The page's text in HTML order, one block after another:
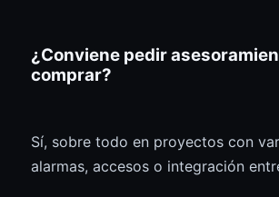
¿Conviene pedir
comprar?
Sí, sobre todo en proyectos con
alarmas, accesos o integración